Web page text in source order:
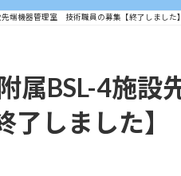
端機器管理室 技術職員の募集【終了しました】
属BSL-4施設
しました】